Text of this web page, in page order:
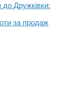
Дружківки:
за продаж